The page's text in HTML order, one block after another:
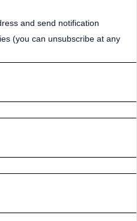
and send notification
(you can unsubscribe at any